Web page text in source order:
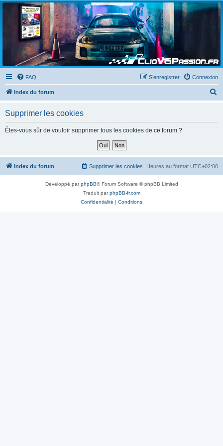
Clio V6 Passion
Le site français des passionnés de Clio V6
FAQ Connexion
S’enregistrer
Index du forum
c
h
Supprimer les cookies
Êtes-vous sûr de vouloir supprimer tous les cookies de ce forum ?
Index du forum Heures au format UTC+02:00
Supprimer les cookies
Développé parphpBB® Forum Software © phpBB Limited
Traduit parphpBB-fr.com
Confidentialité
Conditions